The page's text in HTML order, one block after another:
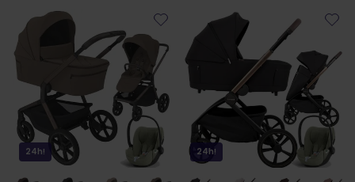
24h! 24h!